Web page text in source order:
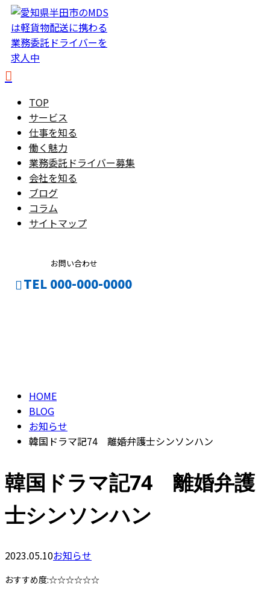
TOP
サービス
仕事を知る
働く魅力
業務委託ドライバー募集
会社を知る
ブログ
コラム
サイトマップ
お問い合わせ
TEL 000-000-0000
HOME
BLOG
お知らせ
韓国ドラマ記74 離婚弁護士シンソンハン
韓国ドラマ記74 離婚弁護
士シンソンハン
2023.05.10お知らせ
おすすめ度:☆☆☆☆☆☆